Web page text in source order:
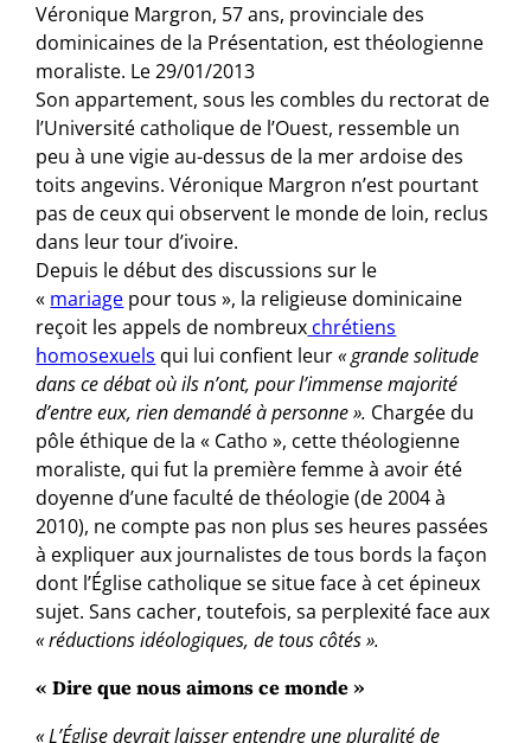
​Véronique Margron, 57 ans, provinciale des
dominicaines de la Présentation, est théologienne
moraliste.​ Le 29/01/2013
Son appartement, sous les combles du rectorat de
l’Université catholique de l’Ouest, ressemble un
peu à une vigie au-dessus de la mer ardoise des
toits angevins. Véronique Margron n’est pourtant
pas de ceux qui observent le monde de loin, reclus
dans leur tour d’ivoire.
Depuis le début des discussions sur le
« mariage pour tous », la religieuse dominicaine
reçoit les appels de nombreux chrétiens
homosexuels qui lui confient leur« grande solitude
dans ce débat où ils n’ont, pour l’immense majorité
d’entre eux, rien demandé à personne ». Chargée du
pôle éthique de la « Catho », cette théologienne
moraliste, qui fut la première femme à avoir été
doyenne d’une faculté de théologie (de 2004 à
2010), ne compte pas non plus ses heures passées
à expliquer aux journalistes de tous bords la façon
dont l’Église catholique se situe face à cet épineux
sujet. Sans cacher, toutefois, sa perplexité face aux
« réductions idéologiques, de tous côtés ».
« Dire que nous aimons ce monde »
« L’Église devrait laisser entendre une pluralité de